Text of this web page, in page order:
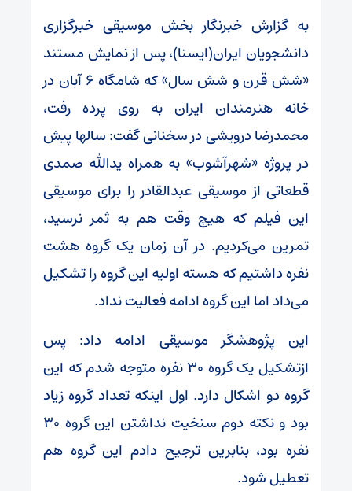
به گزارش خبرنگار بخش موسیقی خبرگزاری
دانشجویان ایران(ایسنا)، پس از نمایش مستند
«شش قرن و شش سال» که شامگاه ۶ آبان در
خانه هنرمندان ایران به روی پرده رفت،
محمدرضا درویشی در سخنانی گفت: سالها پیش
در پروژه «شهرآشوب» به همراه یدالله صمدی
قطعاتی از موسیقی عبدالقادر را برای موسیقی
این فیلم که هیچ وقت هم به ثمر نرسید،
تمرین می‌کردیم. در آن زمان یک گروه هشت
نفره داشتیم که هسته اولیه این گروه را تشکیل
می‌داد اما این گروه ادامه فعالیت نداد.
این پژوهشگر موسیقی ادامه داد: پس
ازتشکیل یک گروه ۳۰ نفره متوجه شدم که این
گروه دو اشکال دارد. اول اینکه تعداد گروه زیاد
بود و نکته دوم سنخیت نداشتن این گروه ۳۰
نفره بود، بنابرین ترجیح دادم این گروه هم
تعطیل شود.